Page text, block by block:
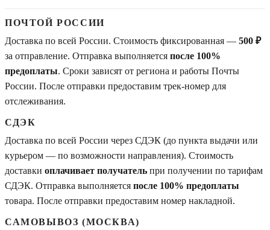
ПОЧТОЙ РОССИИ
Доставка по всей России. Стоимость фиксированная — 500 ₽
за отправление. Отправка выполняется после 100%
предоплаты. Сроки зависят от региона и работы Почты
России. После отправки предоставим трек-номер для
отслеживания.
СДЭК
Доставка по всей России через СДЭК (до пункта выдачи или
курьером — по возможности направления). Стоимость
доставки оплачивает получатель при получении по тарифам
СДЭК. Отправка выполняется после 100% предоплаты
товара. После отправки предоставим номер накладной.
САМОВЫВОЗ (МОСКВА)